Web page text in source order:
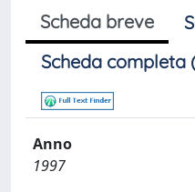
Scheda breve
Scheda completa
Anno
1997